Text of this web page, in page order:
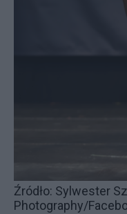
Źródło: Sylwester
Photography/